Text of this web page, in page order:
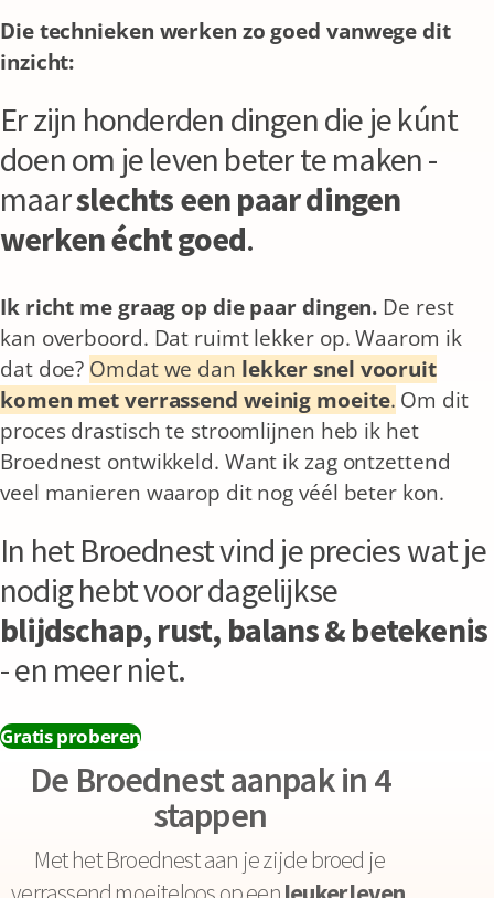
Die technieken werken zo goed vanwege dit
inzicht:
Er zijn honderden dingen die je kúnt
doen om je leven beter te maken -
maarslechts een paar dingen
werken écht goed.
Ik richt me graag op die paar dingen. De rest
kan overboord. Dat ruimt lekker op.Waarom ik
dat doe? Omdat we dan lekker snel vooruit
komen met verrassend weinig moeite. Om dit
proces drastisch te stroomlijnen heb ik het
Broednest ontwikkeld. Want ik zag ontzettend
veel manieren waarop dit nog véél beter kon.
In het Broednest vind je precies wat je
nodig hebt voor dagelijkse
blijdschap, rust, balans & betekenis
- en meer niet.
Gratis proberen
De Broednest aanpak in 4
stappen
Met het Broednest aan je zijde broed je